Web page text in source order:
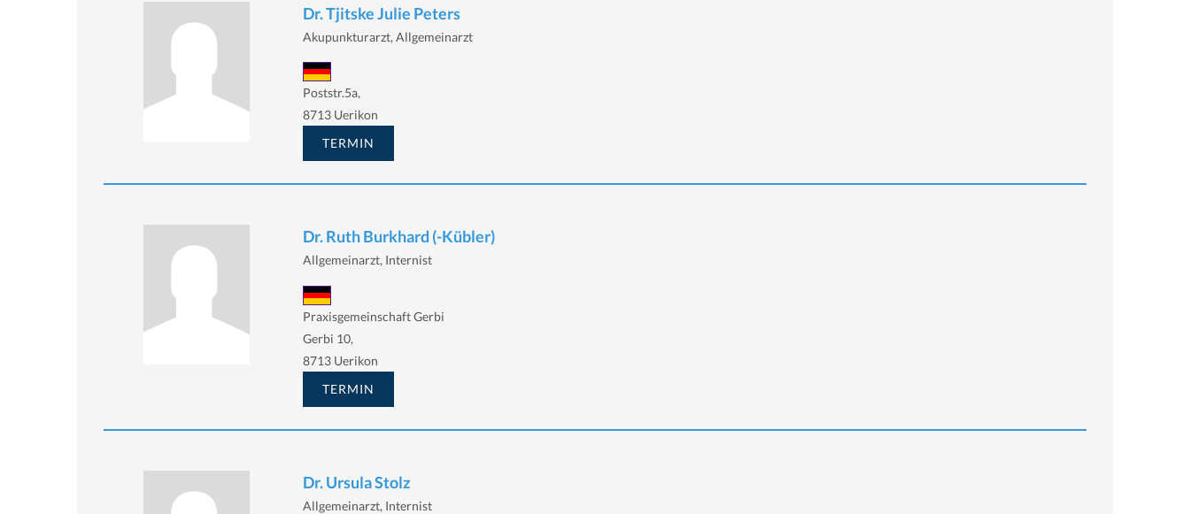
Dr. Tjitske Julie Peters
Akupunkturarzt, Allgemeinarzt
Poststr.5a,
8713 Uerikon
TERMIN
Dr. Ruth Burkhard (-Kübler)
Allgemeinarzt, Internist
Praxisgemeinschaft Gerbi
Gerbi 10,
8713 Uerikon
TERMIN
Dr. Ursula Stolz
Allgemeinarzt, Internist